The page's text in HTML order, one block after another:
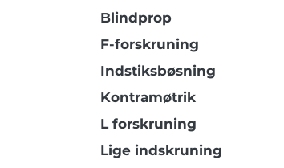
Blindprop
F-forskruning
Indstiksbøsning
Kontramøtrik
L forskruning
Lige indskruning